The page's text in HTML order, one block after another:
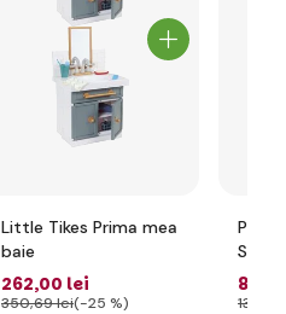
Little Tikes Prima mea
baie
262,00 lei
350,69 lei(-25 %)
Pe!
-
84
133